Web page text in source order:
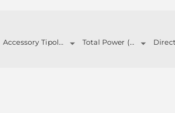
Accessory Tipology Total Power (W)